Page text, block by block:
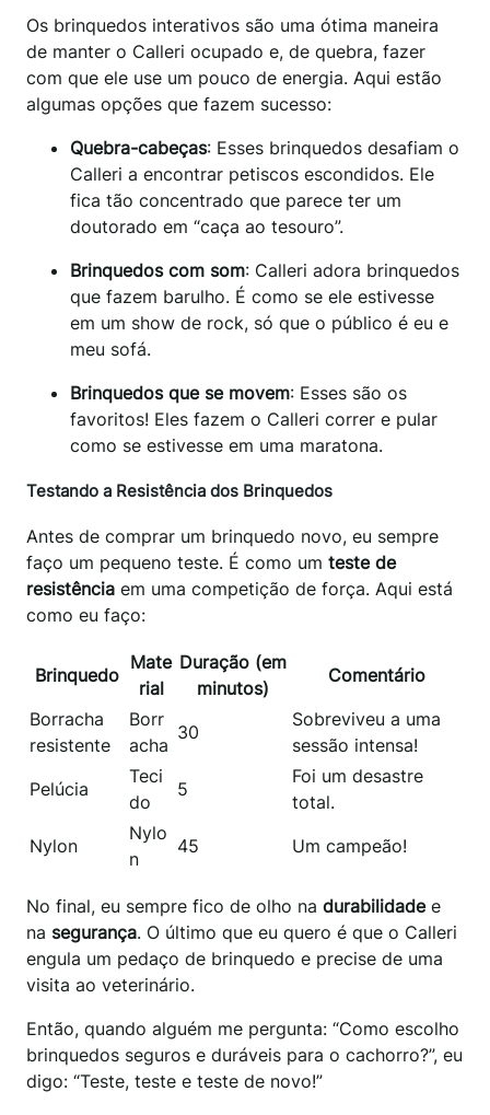
Os brinquedos interativos são uma ótima maneira
de manter o Calleri ocupado e, de quebra, fazer
com que ele use um pouco de energia. Aqui estão
algumas opções que fazem sucesso:
Quebra-cabeças: Esses brinquedos desafiam o
Calleri a encontrar petiscos escondidos. Ele
fica tão concentrado que parece ter um
doutorado em “caça ao tesouro”.
Brinquedos com som: Calleri adora brinquedos
que fazem barulho. É como se ele estivesse
em um show de rock, só que o público é eu e
meu sofá.
Brinquedos que se movem: Esses são os
favoritos! Eles fazem o Calleri correr e pular
como se estivesse em uma maratona.
Testando a Resistência dos Brinquedos
Antes de comprar um brinquedo novo, eu sempre
faço um pequeno teste. É como um teste de
resistência em uma competição de força. Aqui está
como eu faço:
Brinquedo
Mate
rial
Duração (em
minutos)
Comentário
Borracha
resistente
Borr
acha
30
Sobreviveu a uma
sessão intensa!
Pelúcia
Teci
do
5
Foi um desastre
total.
Nylon
Nylo
n
45 Um campeão!
No final, eu sempre fico de olho na durabilidadee
na segurança. O último que eu quero é que o Calleri
engula um pedaço de brinquedo e precise de uma
visita ao veterinário.
Então, quando alguém me pergunta: “Como escolho
brinquedos seguros e duráveis para o cachorro?”, eu
digo: “Teste, teste e teste de novo!”